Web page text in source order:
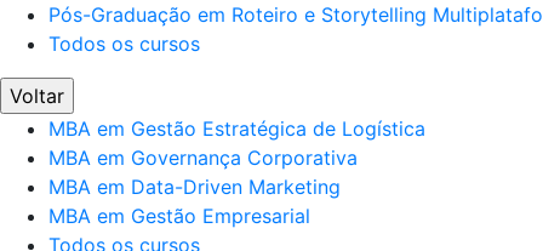
Pós-Graduação em Roteiro e Storytelling
Todos os cursos
Voltar
MBA em Gestão Estratégica de Logística
MBA em Governança Corporativa
MBA em Data-Driven Marketing
MBA em Gestão Empresarial
Todos os cursos